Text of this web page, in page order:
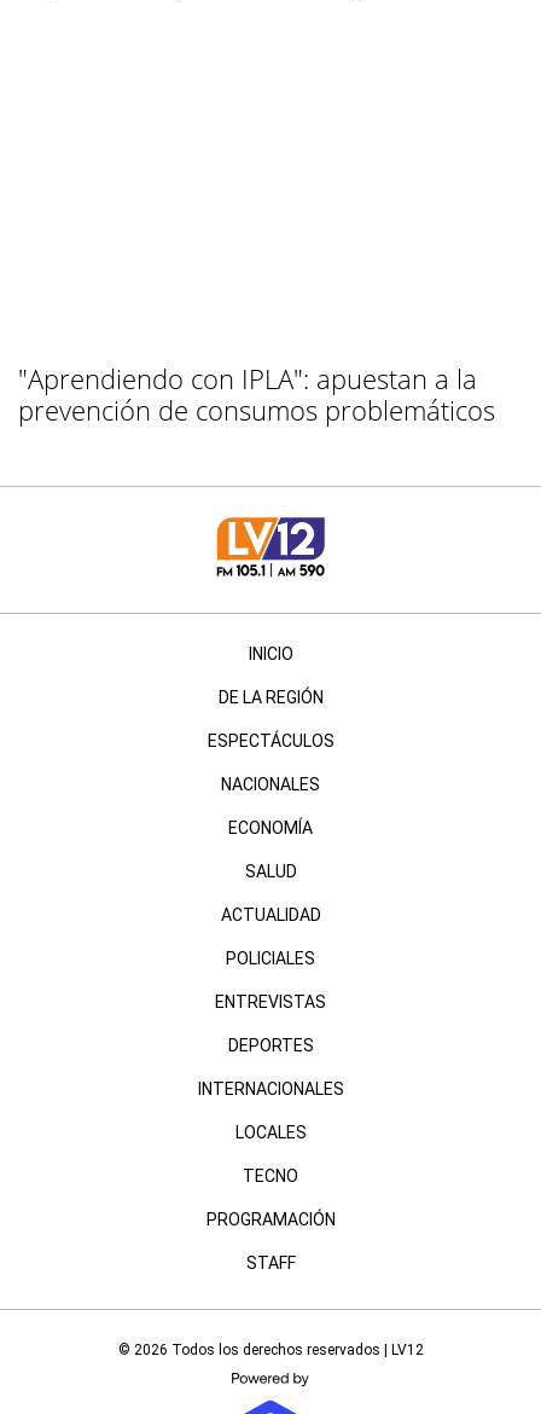
"Aprendiendo con IPLA": apuestan a la
prevención de consumos problemáticos
INICIO
DE LA REGIÓN
ESPECTÁCULOS
NACIONALES
ECONOMÍA
SALUD
ACTUALIDAD
POLICIALES
ENTREVISTAS
DEPORTES
INTERNACIONALES
LOCALES
TECNO
PROGRAMACIÓN
STAFF
© 2026 Todos los derechos reservados | LV12